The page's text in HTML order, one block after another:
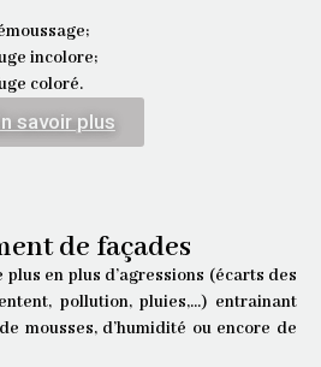
incolore;
coloré.
savoir plus
de façades
en plus d’agressions (écarts des
pollution, pluies,…) entrainant
mousses, d’humidité ou encore de